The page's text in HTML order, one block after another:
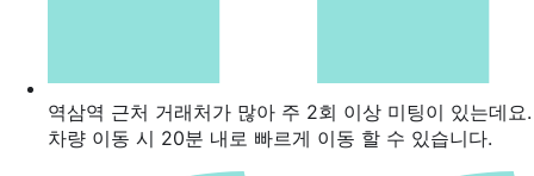
역삼역 근처 거래처가 많아 주 2회 이상 미팅이 있는데요.
차량 이동 시 20분 내로 빠르게 이동 할 수 있습니다.